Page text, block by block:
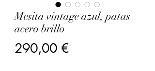
Mesita vintage azul, patas
acero brillo
290,00 €Precio